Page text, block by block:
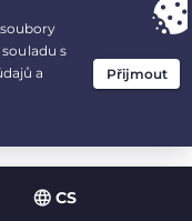
CS
years at $